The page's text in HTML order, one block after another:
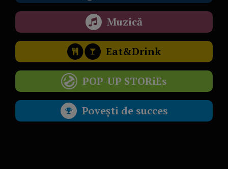
Muzică
Eat&Drink
POP-UP STORiEs
Povești de succes